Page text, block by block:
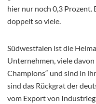
hier nur noch 0,3 Prozent.
doppelt so viele.
Südwestfalen ist die
Unternehmen, viele
Champions“ und sind in
sind das Rückgrat der
vom Export von